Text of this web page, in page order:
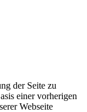
der Seite zu
einer vorherigen
Webseite